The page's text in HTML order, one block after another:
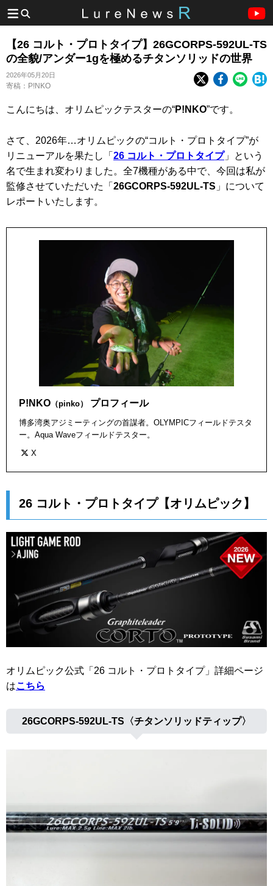
【26 コルト・プロトタイプ】26GCORPS-592UL-TS
の全貌/アンダー1gを極めるチタンソリッドの世界
2026年05月20日
寄稿：P!NKO
こんにちは、オリムピックテスターの“P!NKO”です。
さて、2026年…オリムピックの“コルト・プロトタイプ”が
リニューアルを果たし「 26 コルト・プロトタイプ」という
名で生まれ変わりました。全7機種がある中で、今回は私が
監修させていただいた「 26GCORPS-592UL-TS 」について
レポートいたします。
P!NKO （pinko） プロフィール
博多湾奥アジミーティングの首謀者。OLYMPICフィールドテスタ
ー。Aqua Waveフィールドテスター。
X
26 コルト・プロトタイプ【オリムピック】
オリムピック公式「26 コルト・プロトタイプ」詳細ページ
はこちら
26GCORPS-592UL-TS〈チタンソリッドティップ〉